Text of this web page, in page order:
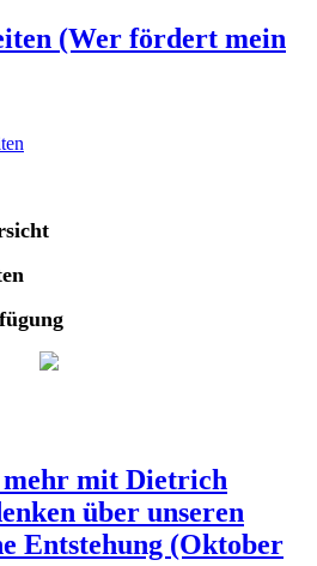
(Wer fördert mein
mehr mit Dietrich
über unseren
Entstehung (Oktober